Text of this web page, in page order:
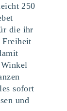
250
die ihr
Freiheit
sofort
und